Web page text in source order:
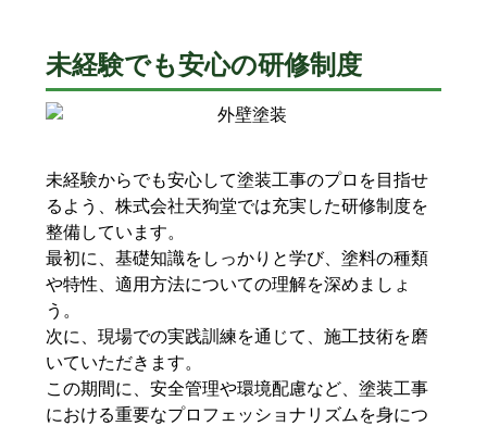
未経験でも安心の研修制度
未経験からでも安心して塗装工事のプロを目指せ
るよう、株式会社天狗堂では充実した研修制度を
整備しています。
最初に、基礎知識をしっかりと学び、塗料の種類
や特性、適用方法についての理解を深めましょ
う。
次に、現場での実践訓練を通じて、施工技術を磨
いていただきます。
この期間に、安全管理や環境配慮など、塗装工事
における重要なプロフェッショナリズムを身につ